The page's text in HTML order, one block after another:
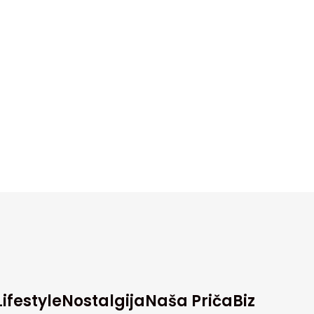
NostalgijaNaša PričaBiz